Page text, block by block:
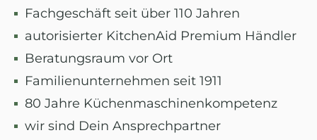
Fachgeschäft seit über 110 Jahren
autorisierter KitchenAid Premium Händler
Beratungsraum vor Ort
Familienunternehmen seit 1911
80 Jahre Küchenmaschinenkompetenz
wir sind Dein Ansprechpartner